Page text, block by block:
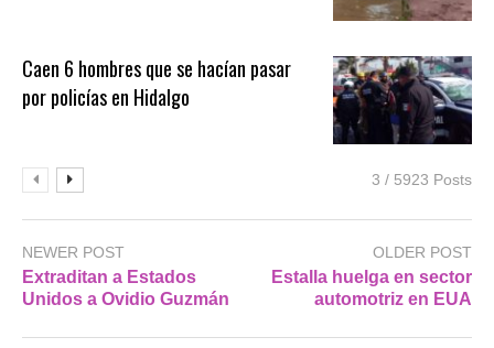
Caen 6 hombres que se hacían pasar
por policías en Hidalgo
3 / 5923 Posts
NEWER POST
Extraditan a Estados
Unidos a Ovidio Guzmán
OLDER POST
Estalla huelga en sector
automotriz en EUA